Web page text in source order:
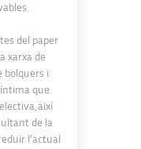
del paper
xarxa de
bolquers i
que
així
de la
l’actual